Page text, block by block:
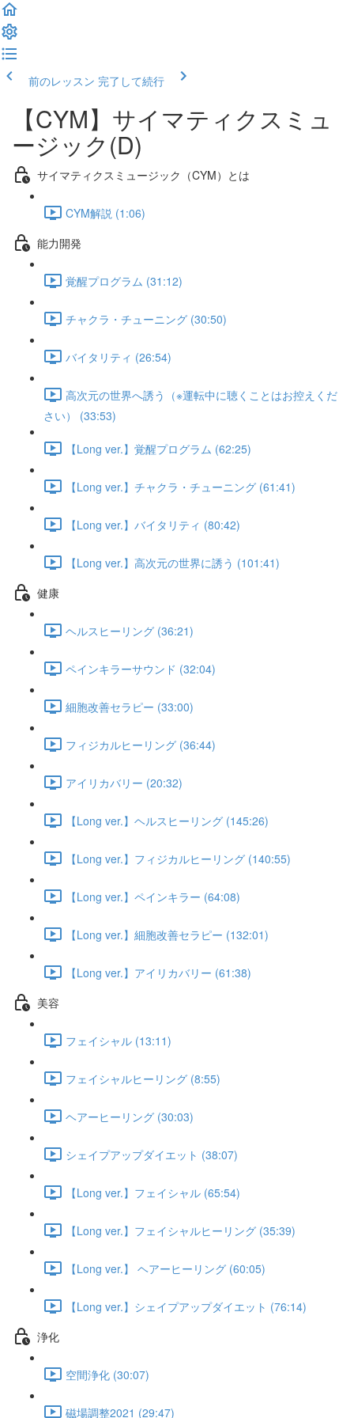
前のレッスン 完了して続行
【CYM】サイマティクスミュ
ージック(D)
サイマティクスミュージック（CYM）とは
CYM解説 (1:06)
能力開発
覚醒プログラム (31:12)
チャクラ・チューニング (30:50)
バイタリティ (26:54)
高次元の世界へ誘う（※運転中に聴くことはお控えくだ
さい） (33:53)
【Long ver.】覚醒プログラム (62:25)
【Long ver.】チャクラ・チューニング (61:41)
【Long ver.】バイタリティ (80:42)
【Long ver.】高次元の世界に誘う (101:41)
健康
ヘルスヒーリング (36:21)
ペインキラーサウンド (32:04)
細胞改善セラピー (33:00)
フィジカルヒーリング (36:44)
アイリカバリー (20:32)
【Long ver.】ヘルスヒーリング (145:26)
【Long ver.】フィジカルヒーリング (140:55)
【Long ver.】ペインキラー (64:08)
【Long ver.】細胞改善セラピー (132:01)
【Long ver.】アイリカバリー (61:38)
美容
フェイシャル (13:11)
フェイシャルヒーリング (8:55)
ヘアーヒーリング (30:03)
シェイプアップダイエット (38:07)
【Long ver.】フェイシャル (65:54)
【Long ver.】フェイシャルヒーリング (35:39)
【Long ver.】 ヘアーヒーリング (60:05)
【Long ver.】シェイプアップダイエット (76:14)
浄化
空間浄化 (30:07)
磁場調整2021 (29:47)